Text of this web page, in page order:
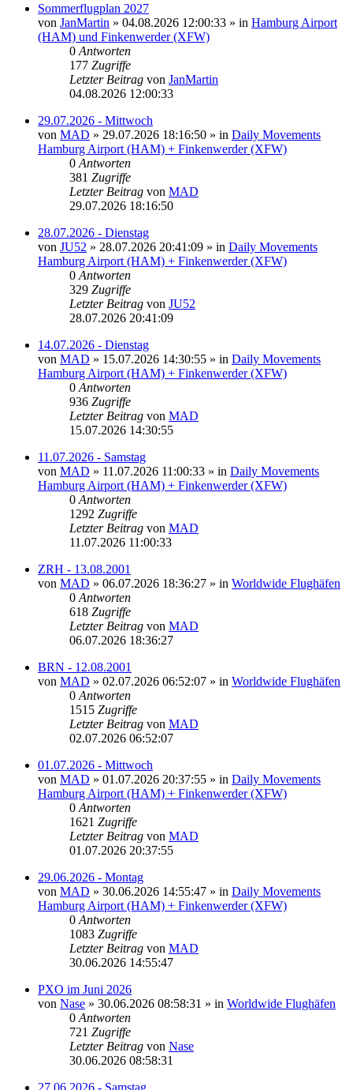
Sommerflugplan 2027
von JanMartin » 04.08.2026 12:00:33 » in Hamburg Airport
(HAM) und Finkenwerder (XFW)
0 Antworten
177 Zugriffe
Letzter Beitrag von JanMartin
04.08.2026 12:00:33
29.07.2026 - Mittwoch
von MAD » 29.07.2026 18:16:50 » in Daily Movements
Hamburg Airport (HAM) + Finkenwerder (XFW)
0 Antworten
381 Zugriffe
Letzter Beitrag von MAD
29.07.2026 18:16:50
28.07.2026 - Dienstag
von JU52 » 28.07.2026 20:41:09 » in Daily Movements
Hamburg Airport (HAM) + Finkenwerder (XFW)
0 Antworten
329 Zugriffe
Letzter Beitrag von JU52
28.07.2026 20:41:09
14.07.2026 - Dienstag
von MAD » 15.07.2026 14:30:55 » in Daily Movements
Hamburg Airport (HAM) + Finkenwerder (XFW)
0 Antworten
936 Zugriffe
Letzter Beitrag von MAD
15.07.2026 14:30:55
11.07.2026 - Samstag
von MAD » 11.07.2026 11:00:33 » in Daily Movements
Hamburg Airport (HAM) + Finkenwerder (XFW)
0 Antworten
1292 Zugriffe
Letzter Beitrag von MAD
11.07.2026 11:00:33
ZRH - 13.08.2001
von MAD » 06.07.2026 18:36:27 » in Worldwide Flughäfen
0 Antworten
618 Zugriffe
Letzter Beitrag von MAD
06.07.2026 18:36:27
BRN - 12.08.2001
von MAD » 02.07.2026 06:52:07 » in Worldwide Flughäfen
0 Antworten
1515 Zugriffe
Letzter Beitrag von MAD
02.07.2026 06:52:07
01.07.2026 - Mittwoch
von MAD » 01.07.2026 20:37:55 » in Daily Movements
Hamburg Airport (HAM) + Finkenwerder (XFW)
0 Antworten
1621 Zugriffe
Letzter Beitrag von MAD
01.07.2026 20:37:55
29.06.2026 - Montag
von MAD » 30.06.2026 14:55:47 » in Daily Movements
Hamburg Airport (HAM) + Finkenwerder (XFW)
0 Antworten
1083 Zugriffe
Letzter Beitrag von MAD
30.06.2026 14:55:47
PXO im Juni 2026
von Nase » 30.06.2026 08:58:31 » in Worldwide Flughäfen
0 Antworten
721 Zugriffe
Letzter Beitrag von Nase
30.06.2026 08:58:31
27.06.2026 - Samstag